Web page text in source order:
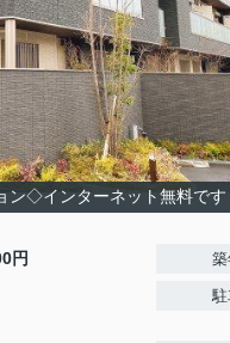
ン◇インターネット無料です
円